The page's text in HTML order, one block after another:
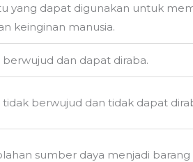
yang dapat digunakan untuk
keinginan manusia.
berwujud dan dapat diraba.
tidak berwujud dan tidak dapat
sumber daya menjadi barang